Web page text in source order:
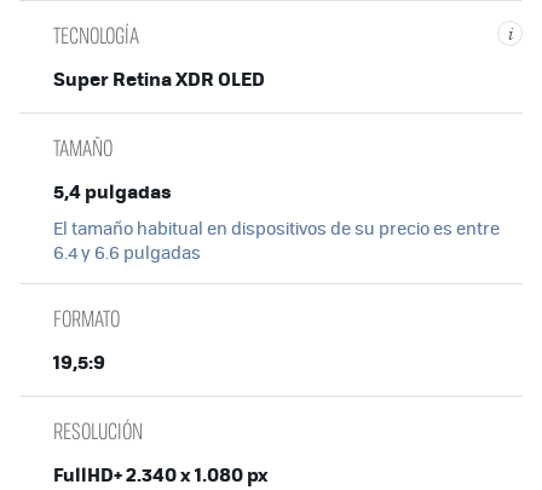
i
TECNOLOGÍA
Super Retina XDR OLED
TAMAÑO
5,4 pulgadas
El tamaño habitual en dispositivos de su precio es entre
6.4 y 6.6 pulgadas
FORMATO
19,5:9
RESOLUCIÓN
FullHD+ 2.340 x 1.080 px